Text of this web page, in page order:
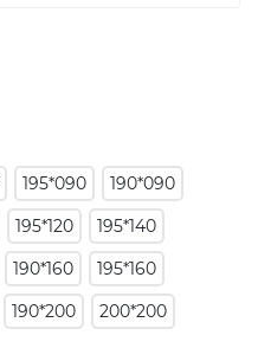
195*090
190*090
195*120
195*140
190*160
195*160
190*200 200*200